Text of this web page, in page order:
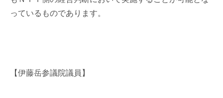
っているものであります。
【伊藤岳参議院議員】